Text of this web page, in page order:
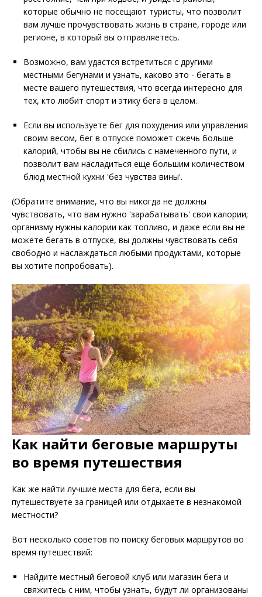
которые обычно не посещают туристы, что позволит
вам лучше прочувствовать жизнь в стране, городе или
регионе, в который вы отправляетесь.
Возможно, вам удастся встретиться с другими
местными бегунами и узнать, каково это - бегать в
месте вашего путешествия, что всегда интересно для
тех, кто любит спорт и этику бега в целом.
Если вы используете бег для похудения или управления
своим весом, бег в отпуске поможет сжечь больше
калорий, чтобы вы не сбились с намеченного пути, и
позволит вам насладиться еще большим количеством
блюд местной кухни 'без чувства вины'.
(Обратите внимание, что вы никогда не должны
чувствовать, что вам нужно 'зарабатывать' свои калории;
организму нужны калории как топливо, и даже если вы не
можете бегать в отпуске, вы должны чувствовать себя
свободно и наслаждаться любыми продуктами, которые
вы хотите попробовать).
Как найти беговые маршруты
во время путешествия
Как же найти лучшие места для бега, если вы
путешествуете за границей или отдыхаете в незнакомой
местности?
Вот несколько советов по поиску беговых маршрутов во
время путешествий:
Найдите местный беговой клуб или магазин бега и
свяжитесь с ним, чтобы узнать, будут ли организованы